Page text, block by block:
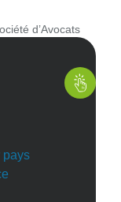
d’Avocats
pays